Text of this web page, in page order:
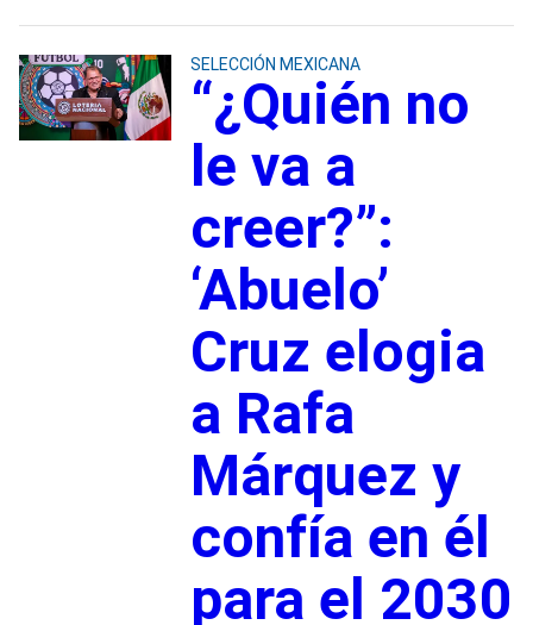
SELECCIÓN MEXICANA
“¿Quién no
le va a
creer?”:
‘Abuelo’
Cruz elogia
a Rafa
Márquez y
confía en él
para el 2030